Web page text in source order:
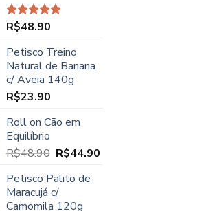
Avaliação
R$48.90
Petisco Treino
Natural de Banana
c/ Aveia 140g
R$23.90
Roll on Cão em
Equilíbrio
R$48.90 O
original
era:
R$44.90
Petisco Palito de
Maracujá c/
Camomila 120g